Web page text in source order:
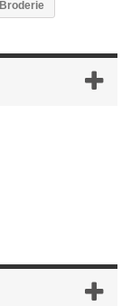
Broderie